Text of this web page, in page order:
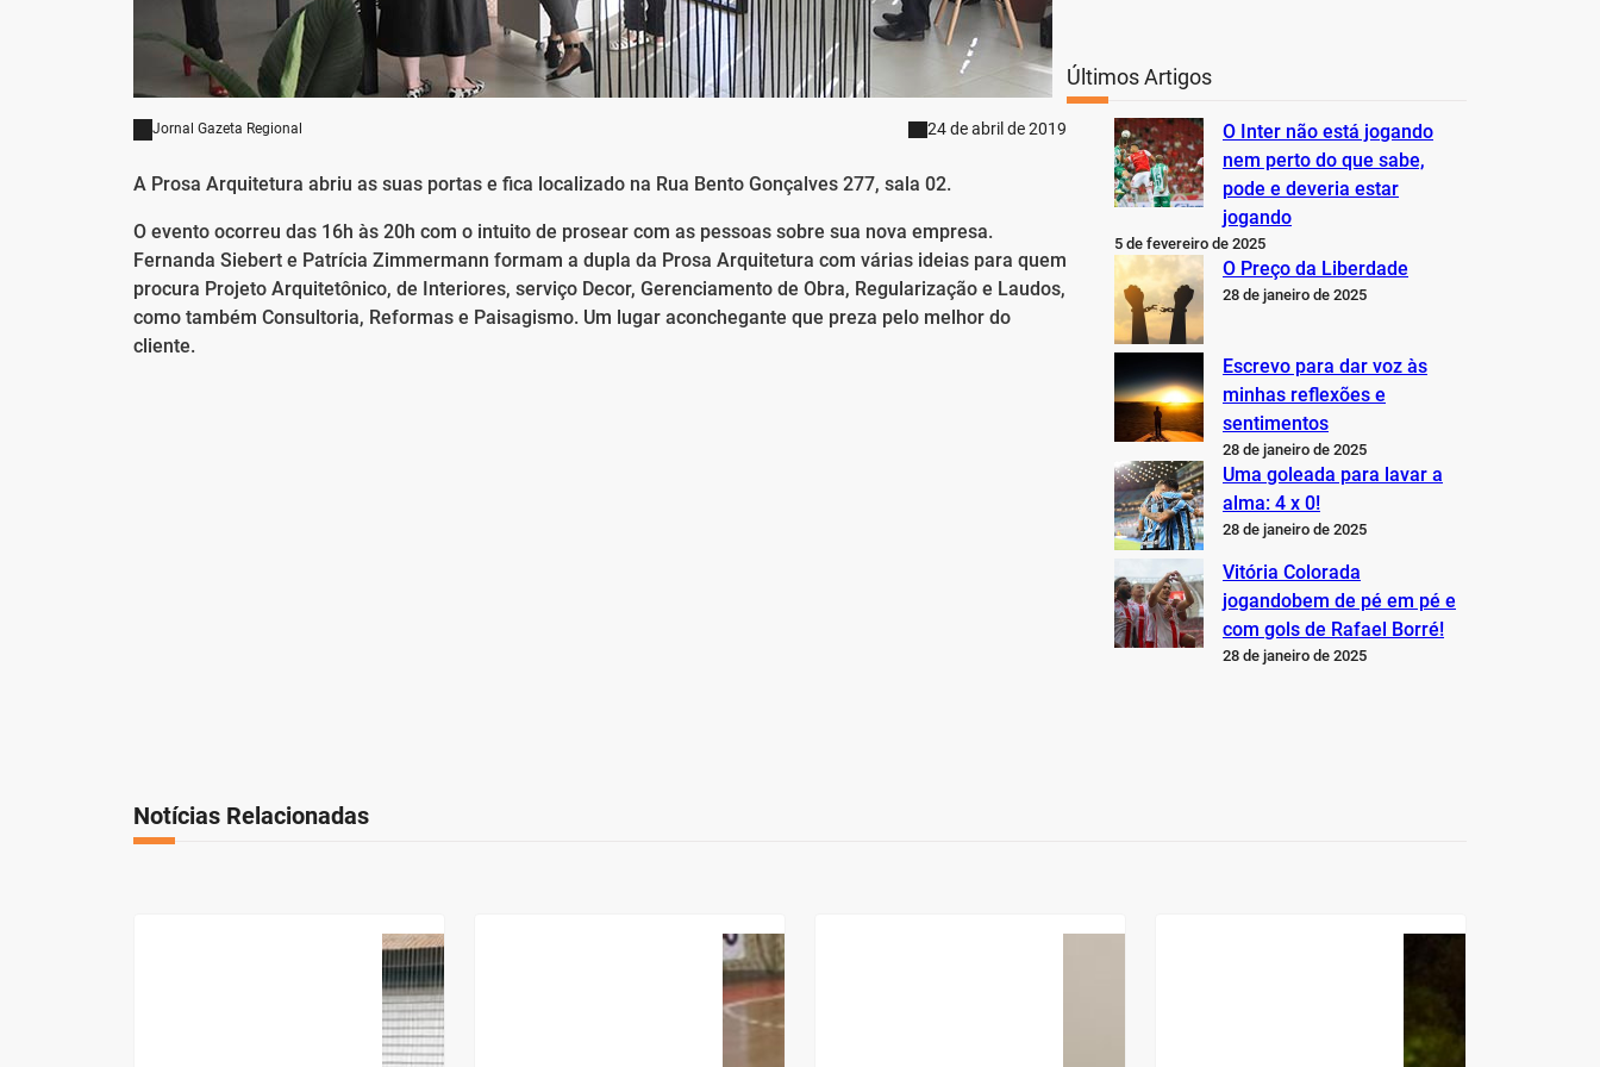
Jornal Gazeta Regional 24 de abril de 2019
A Prosa Arquitetura abriu as suas portas e fica localizado na Rua Bento Gonçalves 277, sala 02.
O evento ocorreu das 16h às 20h com o intuito de prosear com as pessoas sobre sua nova empresa.
Fernanda Siebert e Patrícia Zimmermann formam a dupla da Prosa Arquitetura com várias ideias para quem
procura Projeto Arquitetônico, de Interiores, serviço Decor, Gerenciamento de Obra, Regularização e Laudos,
como também Consultoria, Reformas e Paisagismo. Um lugar aconchegante que preza pelo melhor do
cliente.
Últimos Artigos
O Inter não está jogando
nem perto do que sabe,
pode e deveria estar
jogando
5 de fevereiro de 2025
O Preço da Liberdade
28 de janeiro de 2025
Escrevo para dar voz às
minhas reflexões e
sentimentos
28 de janeiro de 2025
Uma goleada para lavar a
alma: 4 x 0!
28 de janeiro de 2025
Vitória Colorada
jogandobem de pé em pé e
com gols de Rafael Borré!
28 de janeiro de 2025
Notícias Relacionadas